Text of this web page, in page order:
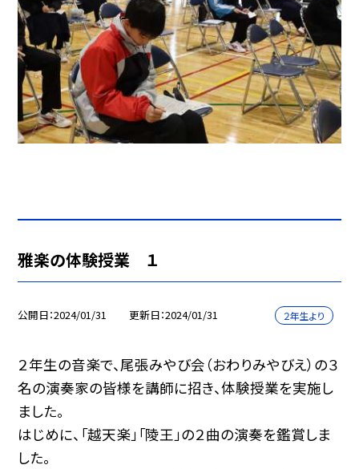
雅楽の体験授業 １
公開日 2024/01/31 更新日 2024/01/31 ２年生より
２年生の音楽で、尾張みやび会（おわりみやびえ）の３
名の演奏家の皆様を講師に招き、体験授業を実施し
ました。
はじめに、「越天楽」「陵王」の２曲の演奏を鑑賞しま
した。